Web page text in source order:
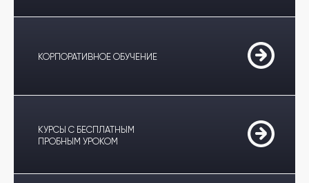
КОРПОРАТИВНОЕ ОБУЧЕНИЕ
КУРСЫ С БЕСПЛАТНЫМ
ПРОБНЫМ УРОКОМ